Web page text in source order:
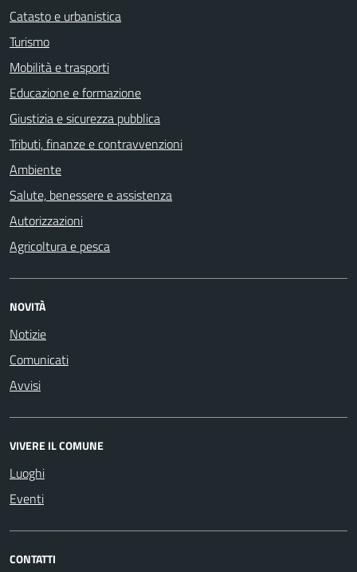
Catasto e urbanistica
Turismo
Mobilità e trasporti
Educazione e formazione
Giustizia e sicurezza pubblica
Tributi, finanze e contravvenzioni
Ambiente
Salute, benessere e assistenza
Autorizzazioni
Agricoltura e pesca
NOVITÀ
Notizie
Comunicati
Avvisi
VIVERE IL COMUNE
Luoghi
Eventi
CONTATTI